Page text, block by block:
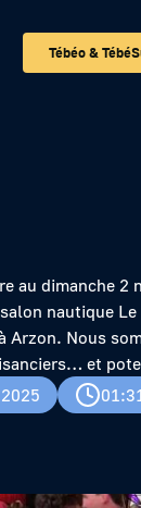
Tébéo &
:
au dimanche 2
nautique
Arzon. Nous
et